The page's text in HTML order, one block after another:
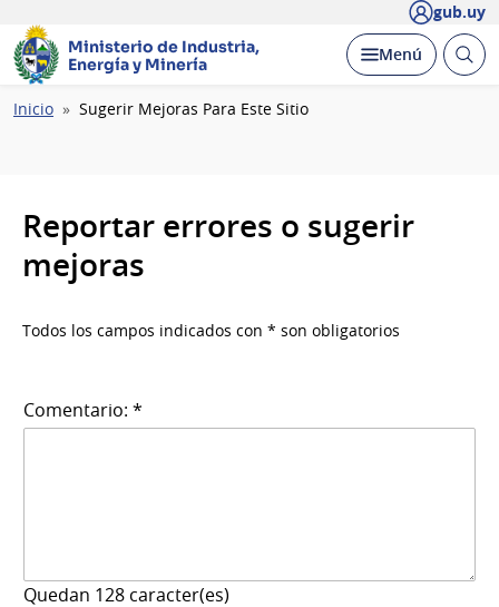
gub.uy
Ministerio de Industria,
Energía y Minería
Desplegar
Menú Abrir
Ruta
Inicio Sugerir Mejoras Para Este Sitio
Reportar errores o sugerir
mejoras
Todos los campos indicados con * son obligatorios
Comentario: *
Quedan 128 caracter(es)